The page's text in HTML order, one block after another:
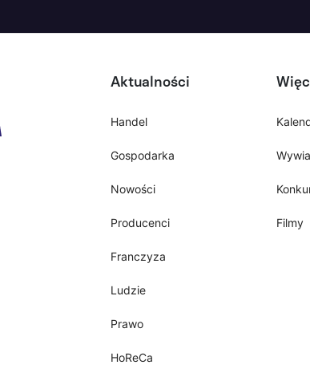
Aktualności
Handel
Gospodarka
Nowości
Producenci
Franczyza
Ludzie
Prawo
HoReCa
Filmy